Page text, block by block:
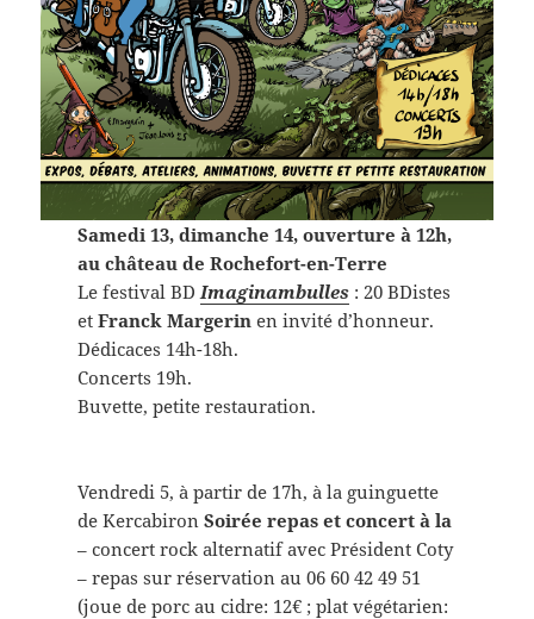
Samedi 13, dimanche 14, ouverture à 12h,
au château de Rochefort-en-Terre
Le festival BD Imaginambulles: 20 BDistes
et Franck Margerin en invité d’honneur.
Dédicaces 14h-18h.
Concerts 19h.
Buvette, petite restauration.
Vendredi 5, à partir de 17h, à la guinguette
de Kercabiron Soirée repas et concert à la
– concert rock alternatif avec Président Coty
– repas sur réservation au 06 60 42 49 51
(joue de porc au cidre: 12€ ; plat végétarien: